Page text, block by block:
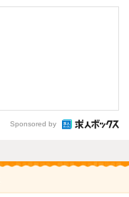
Sponsored by